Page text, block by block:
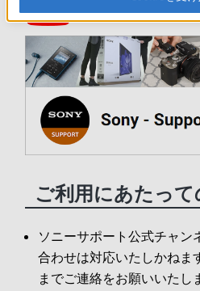
Sony - Support JP
ご利用にあたっ
ソニーサポート公式チャン
合わせは対応いたしかねま
までご連絡をお願いいたし